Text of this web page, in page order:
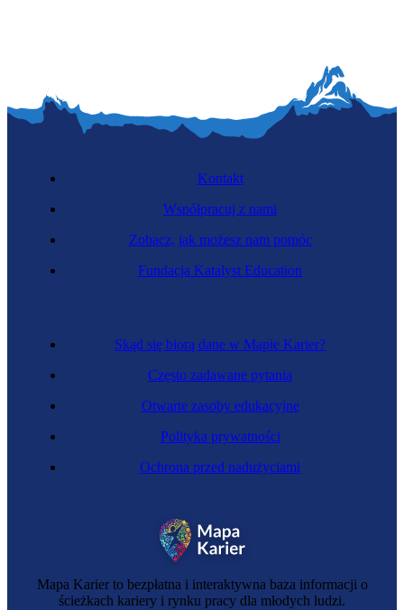
Mapa Karier to bezpłatna i interaktywna baza informacji o
ścieżkach kariery i rynku pracy dla młodych ludzi.
Skąd się biorą dane w Mapie Karier?
Często zadawane pytania
Otwarte zasoby edukacyjne
Polityka prywatności
Ochrona przed nadużyciami
Kontakt
Współpracuj z nami
Zobacz, jak możesz nam pomóc
Fundacja Katalyst Education